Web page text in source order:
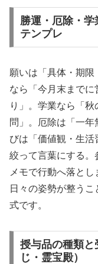
勝運・厄除・
テンプレ
願いは「具体・期
なら「今月末まで
り」。学業なら「
問」。厄除は「一
びは「価値観・生活
絞って言葉にする。
メモで行動へ落とし
日々の姿勢が整う
式です。
授与品の種類と
じ・霊宝殿）